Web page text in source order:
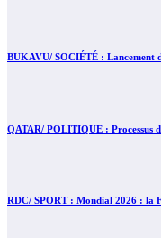
BUKAVU/ SOCIÉTÉ : Lancement
QATAR/ POLITIQUE : Processus
RDC/ SPORT : Mondial 2026 : la